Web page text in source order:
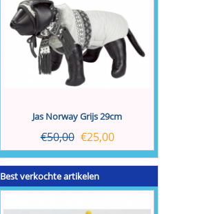
Jas Norway Grijs 29cm
€50,00 €25,00
Best verkochte artikelen